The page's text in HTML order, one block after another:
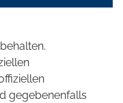
gegebenenfalls